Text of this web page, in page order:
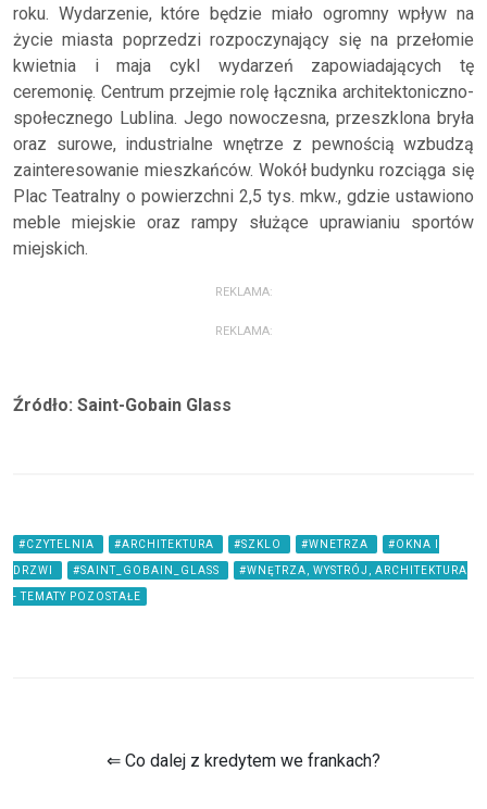
roku. Wydarzenie, które będzie miało ogromny wpływ na
życie miasta poprzedzi rozpoczynający się na przełomie
kwietnia i maja cykl wydarzeń zapowiadających tę
ceremonię. Centrum przejmie rolę łącznika architektoniczno-
społecznego Lublina. Jego nowoczesna, przeszklona bryła
oraz surowe, industrialne wnętrze z pewnością wzbudzą
zainteresowanie mieszkańców. Wokół budynku rozciąga się
Plac Teatralny o powierzchni 2,5 tys. mkw., gdzie ustawiono
meble miejskie oraz rampy służące uprawianiu sportów
miejskich.
REKLAMA:
REKLAMA:
Źródło: Saint-Gobain Glass
#CZYTELNIA #ARCHITEKTURA #SZKLO #WNETRZA #OKNA I
DRZWI #SAINT_GOBAIN_GLASS #WNĘTRZA, WYSTRÓJ, ARCHITEKTURA
- TEMATY POZOSTAŁE
⇐ Co dalej z kredytem we frankach?